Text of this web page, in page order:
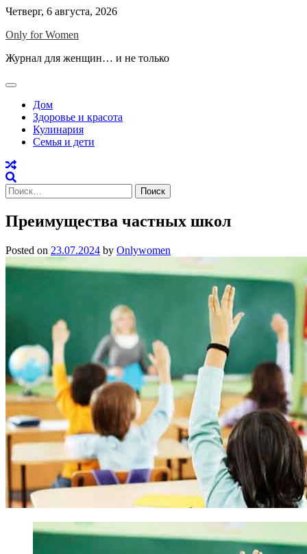
Skip
content
Четверг, 6 августа, 2026
Only for Women
Журнал для женщин… и не только
Дом
Здоровье и красота
Кулинария
Семья и дети
Найти:
Преимущества частных школ
Posted on 23.07.2024 by Onlywomen